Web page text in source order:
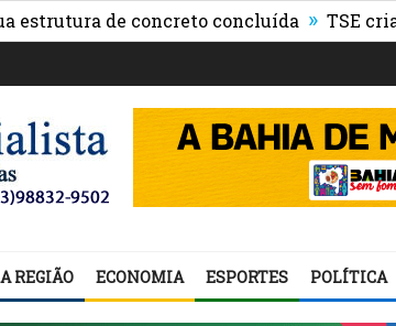
de concreto concluída » TSE cria
REGIÃO ECONOMIA ESPORTES POLÍTICA